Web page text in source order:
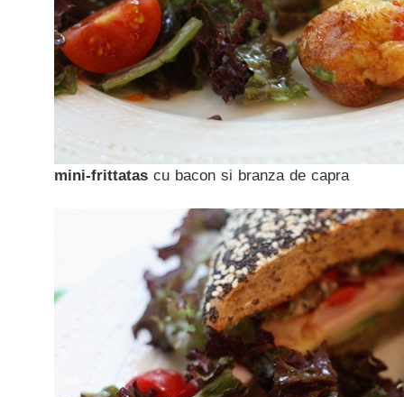
mini-frittatas cu bacon si branza de capra